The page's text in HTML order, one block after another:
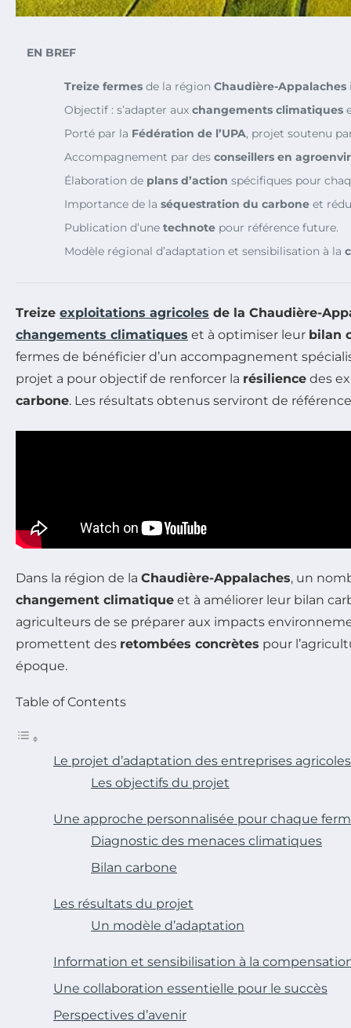
EN BREF
Treize fermes de la région Chaudière-Appalaches
Objectif : s’adapter aux changements climatiques
Porté par la Fédération de l’UPA, projet soutenu
Accompagnement par des conseillers en
Élaboration de plans d’action spécifiques pour
Importance de la séquestration du carbone et
Publication d’une technote pour référence future.
Modèle régional d’adaptation et sensibilisation à la
Treize exploitations agricoles de la Chaudière-
changements climatiques et à optimiser leur bilan
fermes de bénéficier d’un accompagnement
projet a pour objectif de renforcer la résilience des
carbone. Les résultats obtenus serviront de
Dans la région de la Chaudière-Appalaches, un
changement climatique et à améliorer leur bilan
agriculteurs de se préparer aux impacts
promettent des retombées concrètes pour
époque.
Table of Contents
Le projet d’adaptation des entreprises agricoles
Les objectifs du projet
Une approche personnalisée pour chaque
Diagnostic des menaces climatiques
Bilan carbone
Les résultats du projet
Un modèle d’adaptation
Information et sensibilisation à la
Une collaboration essentielle pour le succès
Perspectives d’avenir